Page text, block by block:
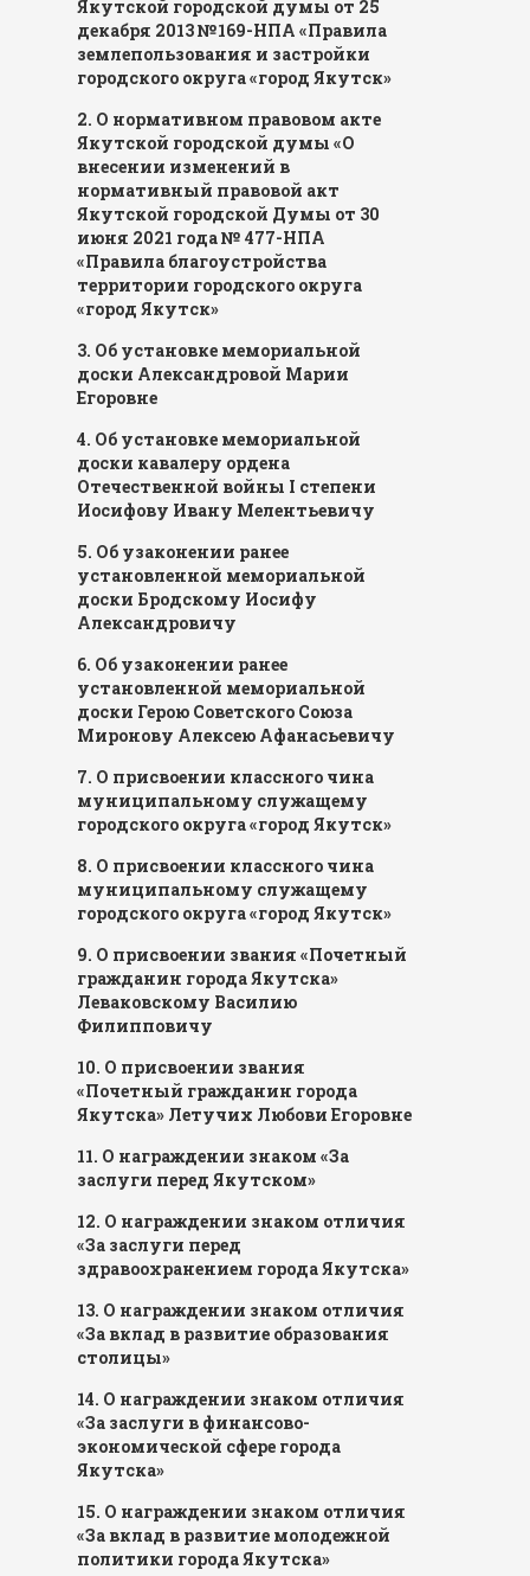
Якутской городской думы от 25
декабря 2013 №169-НПА «Правила
землепользования и застройки
городского округа «город Якутск»
2. О нормативном правовом акте
Якутской городской думы «О
внесении изменений в
нормативный правовой акт
Якутской городской Думы от 30
июня 2021 года № 477-НПА
«Правила благоустройства
территории городского округа
«город Якутск»
3. Об установке мемориальной
доски Александровой Марии
Егоровне
4. Об установке мемориальной
доски кавалеру ордена
Отечественной войны I степени
Иосифову Ивану Мелентьевичу
5. Об узаконении ранее
установленной мемориальной
доски Бродскому Иосифу
Александровичу
6. Об узаконении ранее
установленной мемориальной
доски Герою Советского Союза
Миронову Алексею Афанасьевичу
7. О присвоении классного чина
муниципальному служащему
городского округа «город Якутск»
8. О присвоении классного чина
муниципальному служащему
городского округа «город Якутск»
9. О присвоении звания «Почетный
гражданин города Якутска»
Леваковскому Василию
Филипповичу
10. О присвоении звания
«Почетный гражданин города
Якутска» Летучих Любови Егоровне
11. О награждении знаком «За
заслуги перед Якутском»
12. О награждении знаком отличия
«За заслуги перед
здравоохранением города Якутска»
13. О награждении знаком отличия
«За вклад в развитие образования
столицы»
14. О награждении знаком отличия
«За заслуги в финансово-
экономической сфере города
Якутска»
15. О награждении знаком отличия
«За вклад в развитие молодежной
политики города Якутска»